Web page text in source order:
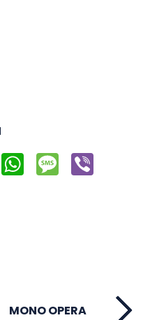
WhatsApp
Message
MONO OPERA